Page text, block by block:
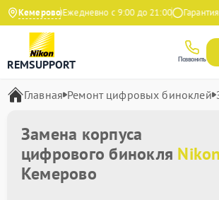
Кемерово
Яндекс Ежедневно с 9:00 до 21:00 Гарантия
REMSUPPORT Позвонить
Главная Ремонт цифровых биноклей
Замена корпуса
цифрового бинокля Nikon
Кемерово